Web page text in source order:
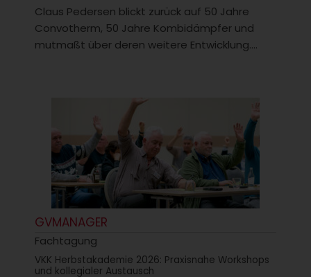
Claus Pedersen blickt zurück auf 50 Jahre
Convotherm, 50 Jahre Kombidämpfer und
mutmaßt über deren weitere Entwicklung....
GVMANAGER
Fachtagung
VKK Herbstakademie 2026: Praxisnahe Workshops
und kollegialer Austausch